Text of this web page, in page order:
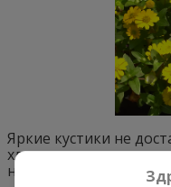
Яркие кустики не
хлопот, выращивать
новички в